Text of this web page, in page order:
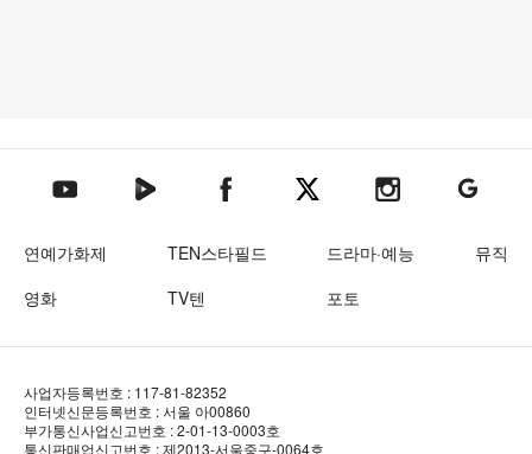
텐아시아 유튜브텐아시아 네이버TV텐아시아 페이스북텐아시아 엑스텐아시아 인스타그램
텐아시아
연예가화제 TEN스타필드 드라마·예능
뮤직
영화
TV텐 포토
사업자등록번호 : 117-81-82352
인터넷신문등록번호 : 서울 아00860
부가통신사업신고번호 : 2-01-13-0003호
통신판매업신고번호 : 제2013-서울중구-0064호